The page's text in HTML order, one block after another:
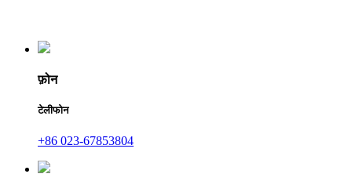
फ़ोन
टेलीफोन
+86 023-67853804